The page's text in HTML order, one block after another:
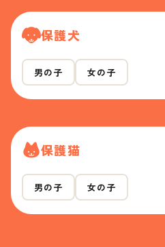
保護犬
男の子 女の子
保護猫
男の子 女の子